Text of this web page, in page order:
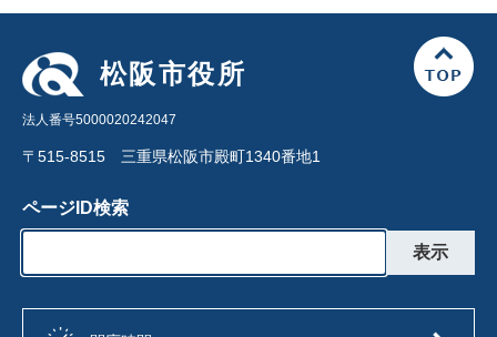
松阪市役所
法人番号5000020242047
〒515-8515 三重県松阪市殿町1340番地1
ページID検索